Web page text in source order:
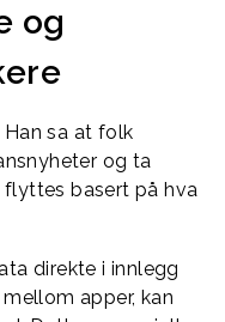
og
sa at folk
og ta
flyttes basert på hva
direkte i innlegg
apper, kan